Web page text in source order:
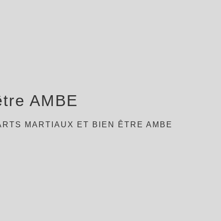
AMBE
MARTIAUX ET BIEN ÊTRE AMBE